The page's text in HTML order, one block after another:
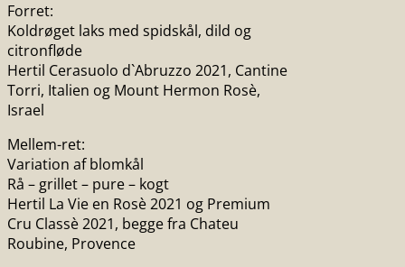
Forret:
Koldrøget laks med spidskål, dild og
citronfløde
Hertil Cerasuolo d`Abruzzo 2021, Cantine
Torri, Italien og Mount Hermon Rosè,
Israel
Mellem-ret:
Variation af blomkål
Rå – grillet – pure – kogt
Hertil La Vie en Rosè 2021 og Premium
Cru Classè 2021, begge fra Chateu
Roubine, Provence